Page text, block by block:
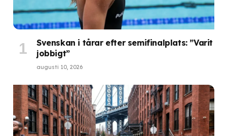
Svenskan i tårar efter semifinalplats: ”Varit
jobbigt”
augusti 10, 2026